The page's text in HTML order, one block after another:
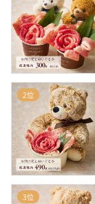
2位
3位